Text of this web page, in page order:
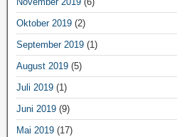
Oktober 2019 (2)
September 2019 (1)
August 2019 (5)
Juli 2019 (1)
Juni 2019 (9)
Mai 2019 (17)